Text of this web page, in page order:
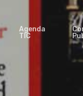
Agenda
TIC